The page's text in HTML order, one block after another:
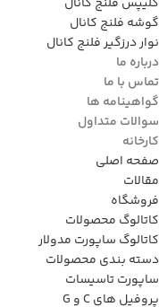
گوشه فلنج کانال
نوار درزگیر فلنج کانال
درباره ما
تماس با ما
گواهینامه ها
سوالات متداول
کارخانه
صفحه اصلی
مقالات
فروشگاه
کاتالوگ محصولات
کاتالوگ ساپورت مدولار
دسته بندی محصولات
ساپورت تاسیسات
پروفیل های C و G